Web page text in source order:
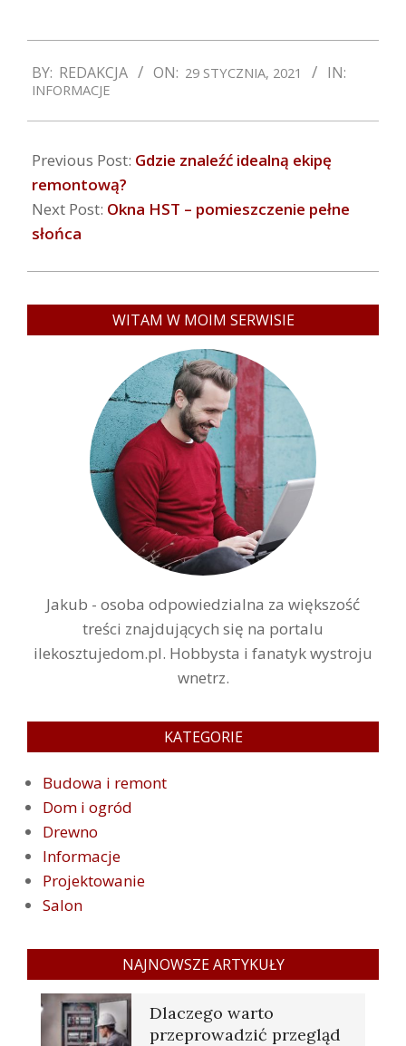
01-
29
BY: REDAKCJA ON: 29 STYCZNIA, 2021 IN:
INFORMACJE
Previous Post: Gdzie znaleźć idealną ekipę
remontową?
Next Post: Okna HST – pomieszczenie pełne
słońca
WITAM W MOIM SERWISIE
Jakub - osoba odpowiedzialna za większość
treści znajdujących się na portalu
ilekosztujedom.pl. Hobbysta i fanatyk wystroju
wnetrz.
KATEGORIE
Budowa i remont
Dom i ogród
Drewno
Informacje
Projektowanie
Salon
NAJNOWSZE ARTYKUŁY
Dlaczego warto
przeprowadzić przegląd